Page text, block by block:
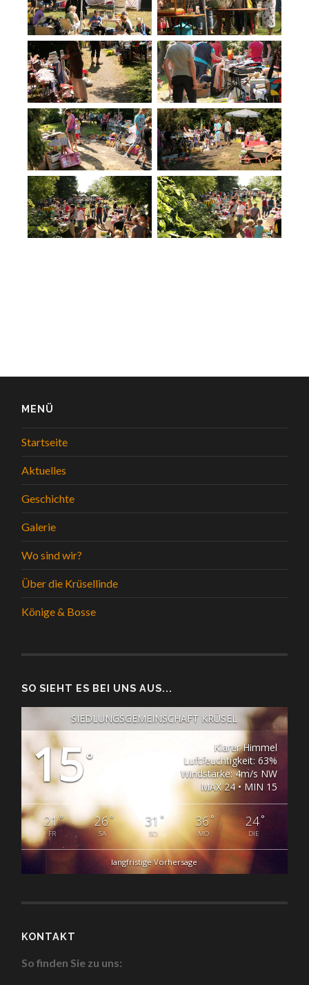
MENÜ
Startseite
Aktuelles
Geschichte
Galerie
Wo sind wir?
Über die Krüsellinde
Könige & Bosse
SO SIEHT ES BEI UNS AUS...
SIEDLUNGSGEMEINSCHAFT KRÜSEL
15°
Klarer Himmel
Luftfeuchtigkeit: 63%
Windstärke: 4m/s NW
MAX 24 • MIN 15
21°
FR
26°
SA
31 °
SO
36°
MO
24 °
DIE
langfristige Vorhersage
KONTAKT
So finden Sie zu uns: